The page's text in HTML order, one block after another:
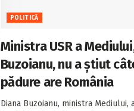
POLITICĂ
Ministra USR a
Buzoianu, nu a știut
pădure are România
Diana Buzoianu, ministra